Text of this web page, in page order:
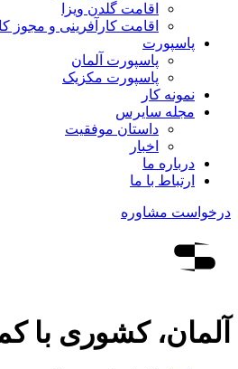
اقامت گلدن ویزا
اقامت کارآفرینی و مجوز
پاسپورت
پاسپورت آلمان
پاسپورت مکزیک
نمونه کار
مجله سایرس
داستان موفقیت
اخبار
درباره ما
ارتباط‌ با‌ ما
درخواست مشاوره
آلمان، کشوری با